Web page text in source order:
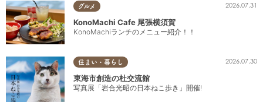
グルメ 2026.07.31
KonoMachi Cafe 尾張横須賀
KonoMachiランチのメニュー紹介！！
住まい・暮らし 2026.07.30
東海市創造の杜交流館
写真展「岩合光昭の日本ねこ歩き」開催!